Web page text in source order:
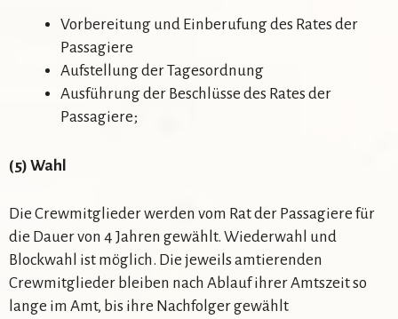
Vorbereitung und Einberufung des Rates der
Passagiere
Aufstellung der Tagesordnung
Ausführung der Beschlüsse des Rates der
Passagiere;
(5) Wahl
Die Crewmitglieder werden vom Rat der Passagiere für
die Dauer von 4 Jahren gewählt. Wiederwahl und
Blockwahl ist möglich. Die jeweils amtierenden
Crewmitglieder bleiben nach Ablauf ihrer Amtszeit so
lange im Amt, bis ihre Nachfolger gewählt